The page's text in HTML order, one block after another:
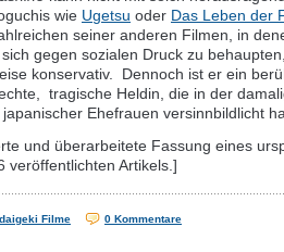
wie Ugetsu oder Das Leben der
seiner anderen Filmen, in
gegen sozialen Druck zu
konservativ. Dennoch ist er ein
tragische Heldin, die in der
Ehefrauen versinnbildlicht
und überarbeitete Fassung eines
veröffentlichten Artikels.]
Filme 0 Kommentare